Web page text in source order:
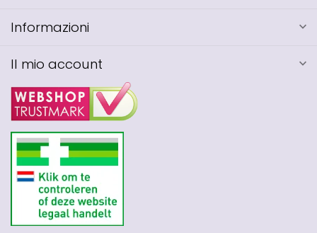
Informazioni
Il mio account